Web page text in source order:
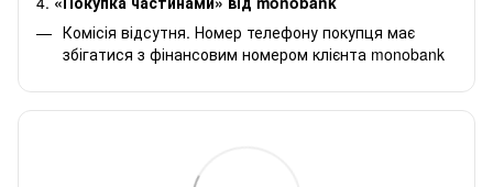
Комісія відсутня. Номер телефону покупця має
збігатися з фінансовим номером клієнта monobank